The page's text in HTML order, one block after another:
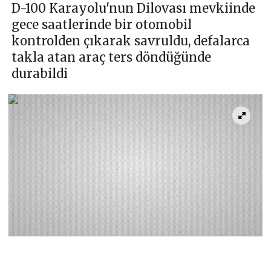
D-100 Karayolu'nun Dilovası mevkiinde
gece saatlerinde bir otomobil
kontrolden çıkarak savruldu, defalarca
takla atan araç ters döndüğünde
durabildi